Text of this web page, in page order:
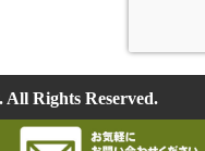
Rights Reserved.